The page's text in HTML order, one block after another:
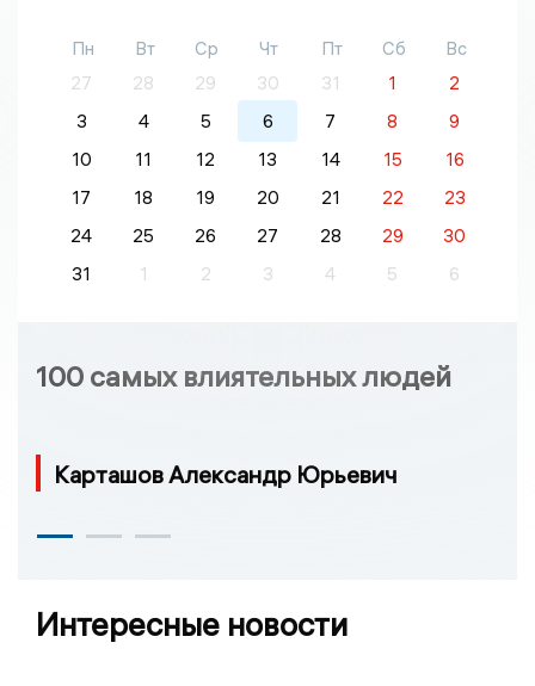
Пн Вт Ср Чт Пт Сб
Вс
27
28 29 30 31 1
2
3
4 5 6 7 8
9
10
11 12 13 14 15
16
17
18 19 20 21 22
23
24
25 26 27 28 29
30
31
1 2 3 4 5 6
100 самых влиятельных людей
Карташов Александр Юрьевич
Интересные новости